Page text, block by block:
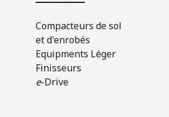
Compacteurs de sol
et d'enrobés
Equipments Léger
Finisseurs
e-Drive